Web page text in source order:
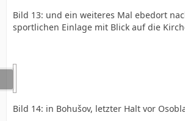
Bild 13: und ein weiteres Mal ebedort
sportlichen Einlage mit Blick auf die
Bild 14: in Bohušov, letzter Halt vor